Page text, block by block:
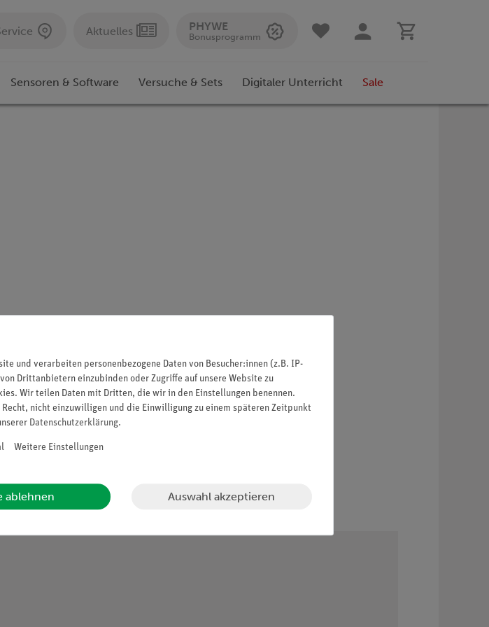
Aktuelles PHYWE
Bonusprogramm
Sensoren & Software Versuche & Sets Digitaler Unterricht Sale
und verarbeiten personenbezogene Daten von Besucher:innen (z.B. IP-
Drittanbietern einzubinden oder Zugriffe auf unsere Website zu
Wir teilen Daten mit Dritten, die wir in den Einstellungen benennen.
nicht einzuwilligen und die Einwilligung zu einem späteren Zeitpunkt
Daten­schutz­erklärung.
Weitere Einstellungen
ablehnen Auswahl akzeptieren